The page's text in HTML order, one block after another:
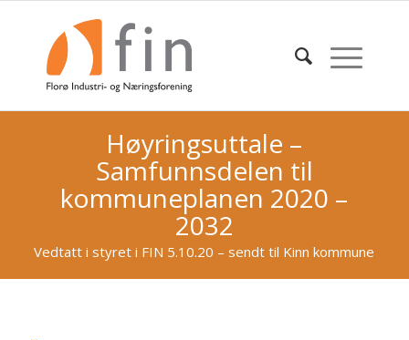
Høyringsuttale –
Samfunnsdelen til
kommuneplanen 2020 –
2032
Vedtatt i styret i FIN 5.10.20 – sendt til Kinn kommune